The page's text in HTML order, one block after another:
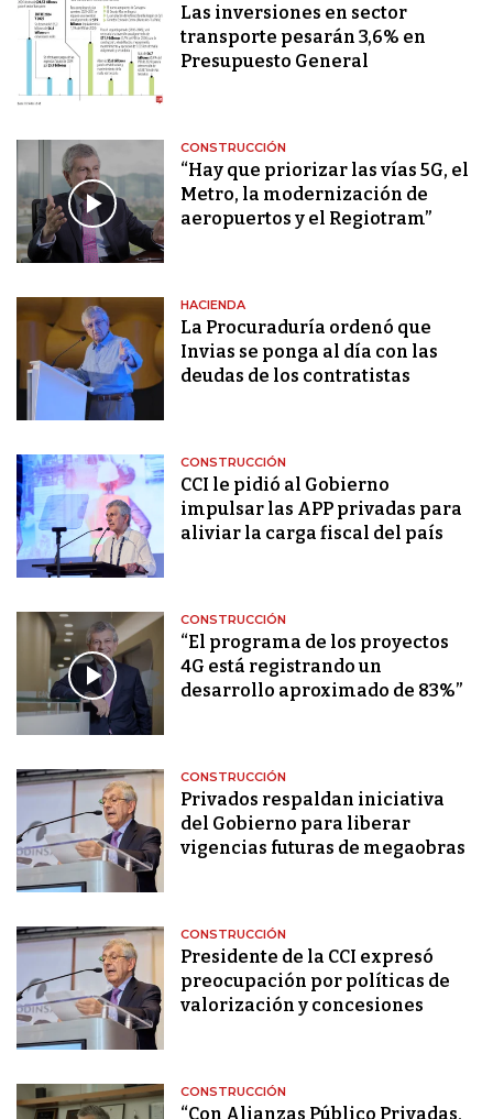
Las inversiones en sector
transporte pesarán 3,6% en
Presupuesto General
CONSTRUCCIÓN
“Hay que priorizar las vías 5G, el
Metro, la modernización de
aeropuertos y el Regiotram”
HACIENDA
La Procuraduría ordenó que
Invias se ponga al día con las
deudas de los contratistas
CONSTRUCCIÓN
CCI le pidió al Gobierno
impulsar las APP privadas para
aliviar la carga fiscal del país
CONSTRUCCIÓN
“El programa de los proyectos
4G está registrando un
desarrollo aproximado de 83%”
CONSTRUCCIÓN
Privados respaldan iniciativa
del Gobierno para liberar
vigencias futuras de megaobras
CONSTRUCCIÓN
Presidente de la CCI expresó
preocupación por políticas de
valorización y concesiones
CONSTRUCCIÓN
“Con Alianzas Público Privadas,